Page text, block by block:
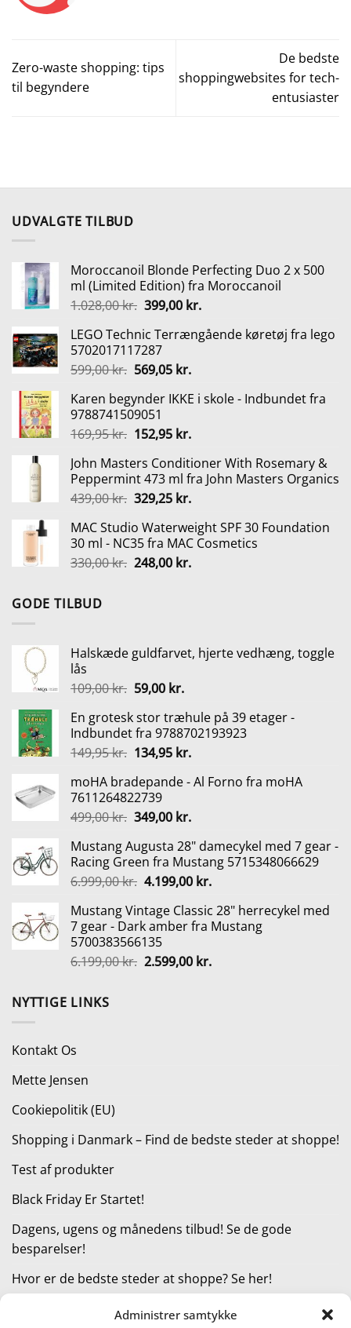
Administrer samtykke
Zero-waste shopping: tips
til begyndere
De bedste
shoppingwebsites for tech-
entusiaster
UDVALGTE TILBUD
Moroccanoil Blonde Perfecting Duo 2 x 500
ml (Limited Edition) fra Moroccanoil
1.028,00kr. Den
pris
var:
1.028,00 kr..
399,00 kr.Den
pris
LEGO Technic Terrængående køretøj fra lego
5702017117287
599,00kr. Den
pris
var:
599,00 kr..
569,05 kr.Den
pris
569,05 kr..
Karen begynder IKKE i skole - Indbundet fra
9788741509051
169,95kr. Den
pris
var:
169,95 kr..
152,95 kr.Den
pris
er:
152,95 kr..
John Masters Conditioner With Rosemary &
Peppermint 473 ml fra John Masters Organics
439,00kr. Den
pris
var:
439,00 kr..
329,25 kr.Den
pris
er:
329,25 kr..
MAC Studio Waterweight SPF 30 Foundation
30 ml - NC35 fra MAC Cosmetics
330,00kr. Den
248,00 kr.Den
GODE TILBUD
Halskæde guldfarvet, hjerte vedhæng, toggle
lås
109,00kr. Den
pris
var:
109,00 kr..
59,00 kr.Den
pris
er:
59,00 kr..
En grotesk stor træhule på 39 etager -
Indbundet fra 9788702193923
149,95kr. Den
pris
var:
149,95 kr..
134,95 kr.Den
pris
134,95 kr..
moHA bradepande - Al Forno fra moHA
7611264822739
499,00kr. Den
pris
var:
499,00 kr..
349,00 kr.Den
pris
er:
349,00 kr..
Mustang Augusta 28" damecykel med 7 gear -
Racing Green fra Mustang 5715348066629
6.999,00kr. Den
pris
var:
6.999,00 kr..
4.199,00 kr.Den
pris
er:
Mustang Vintage Classic 28" herrecykel med
7 gear - Dark amber fra Mustang
5700383566135
6.199,00kr. Den
2.599,00 kr.Den
NYTTIGE LINKS
Kontakt Os
Mette Jensen
Cookiepolitik (EU)
Shopping i Danmark – Find de bedste steder at shoppe!
Test af produkter
Black Friday Er Startet!
Dagens, ugens og månedens tilbud! Se de gode
besparelser!
Hvor er de bedste steder at shoppe? Se her!